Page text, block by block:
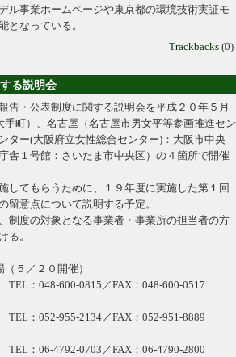
ル事業ホームページや東京都の環境技術実証モ
となっている。
Trackbacks (0)
る説明会
告・公表制度に関する説明会を平成２０年５月
町）、名古屋（名古屋市男女平等参画推進セン
ター(大阪府立女性総合センター)：大阪市中央
舎１号館：さいたま市中央区）の４箇所で開催
てもらうために、１９年度に実施した第１回
留意点について説明する予定。
制度の対象となる事業者・事業所の担当者の方
る。
５／２０開催）
：048-600-0815／FAX：048-600-0517
：052-955-2134／FAX：052-951-8889
：06-4792-0703／FAX：06-4790-2800